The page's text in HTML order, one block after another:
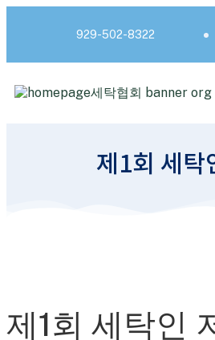
929-502-8322
제1회 세탁
제1회 세탁인